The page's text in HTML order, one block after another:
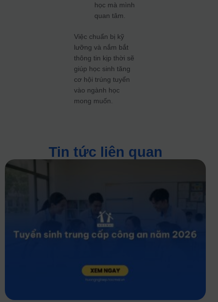
học mà mình
quan tâm.
Việc chuẩn bị kỹ
lưỡng và nắm bắt
thông tin kịp thời sẽ
giúp học sinh tăng
cơ hội trúng tuyển
vào ngành học
mong muốn.
Tin tức liên quan